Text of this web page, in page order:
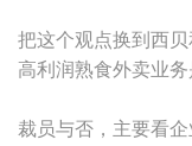
把这个观点换到西
高利润熟食外卖业务
裁员与否，主要看企